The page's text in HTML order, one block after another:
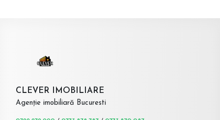
CLEVER IMOBILIARE
Agenție imobiliară Bucuresti